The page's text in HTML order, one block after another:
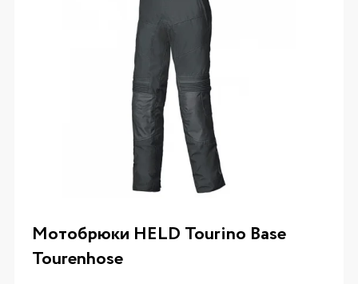
Мотобрюки HELD Tourino Base
Tourenhose